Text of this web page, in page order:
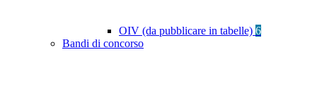
OIV (da pubblicare in tabelle) 6
Bandi di concorso